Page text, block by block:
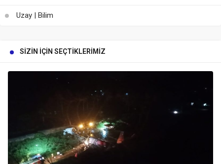
Uzay | Bilim
SIZIN İÇIN SEÇTIKLERIMIZ